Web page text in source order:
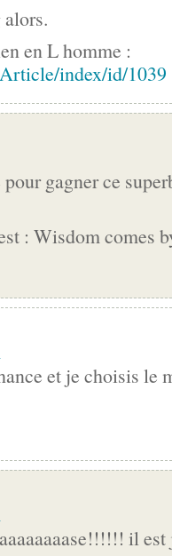
en L homme :
index/id/1039
gagner ce
: Wisdom comes
et je choisis le
il